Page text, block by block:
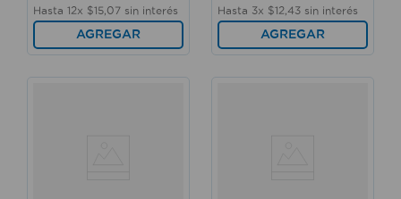
Hasta 12x $15 07 sin interés
AGREGAR
Hasta 3x $12 43 sin interés
AGREGAR